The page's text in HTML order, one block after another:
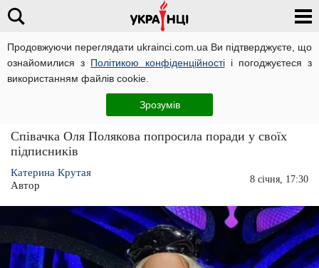
Продовжуючи переглядати ukrainci.com.ua Ви підтверджуєте, що
ознайомилися з Політикою конфіденційностіі погоджуєтеся з
використанням файлів cookie.
Зрозумів
Оля Полякова збирається полетіти з
Співачка Оля Полякова попросила поради у своїх
підписників
Катерина Крутая
Автор
8 січня, 17:30